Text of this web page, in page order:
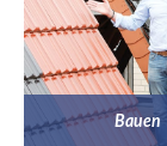
Bauen